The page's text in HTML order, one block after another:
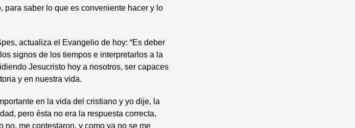
saber lo que es conveniente hacer y lo
actualiza el Evangelio de hoy: “Es deber
signos de los tiempos e interpretarlos a la
Jesucristo hoy a nosotros, ser capaces
y en nuestra vida.
en la vida del cristiano y yo dije, la
pero ésta no era la respuesta correcta,
no, me contestaron, y como ya no se me